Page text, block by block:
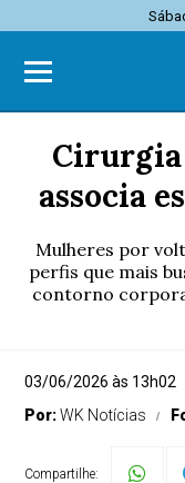
associa
Mulheres por
perfis que mais
contorno
03/06/2026 às 13h02
Por:WK Notícias
Compartilhe: